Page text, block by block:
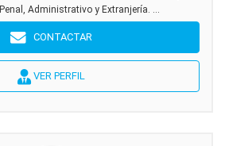
Administrativo y Extranjería. ...
CONTACTAR
VER PERFIL